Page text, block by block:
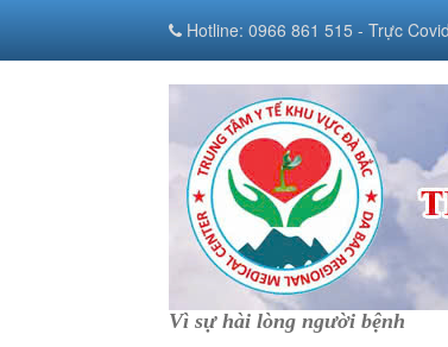
Vì sự hài lòng người bệnh
Hotline: 0966 861 515 - Trực